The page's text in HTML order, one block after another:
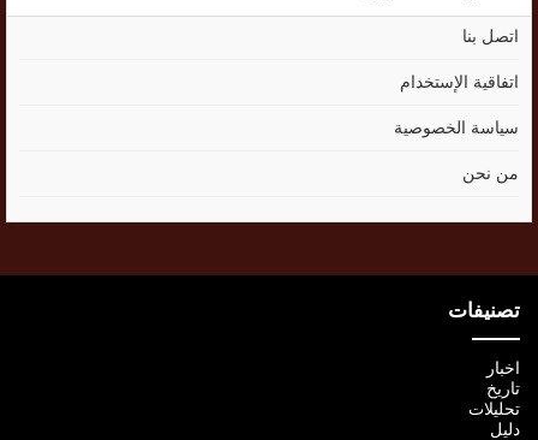
اتصل بنا
اتفاقية الإستخدام
سياسة الخصوصية
من نحن
تصنيفات
اخبار
تاريخ
تحليلات
دليل